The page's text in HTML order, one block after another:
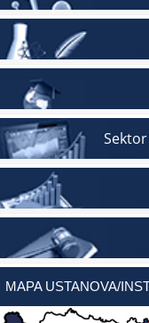
MAPA USTANOVA/